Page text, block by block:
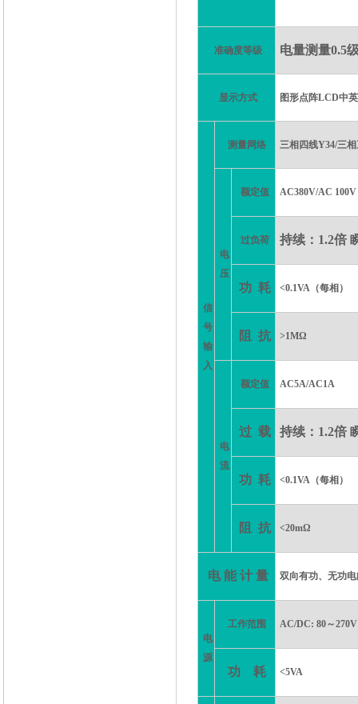
准确度等级 电量测量0.5
显示方式 图形点阵LCD中
信
号
输
入
测量网络 三相四线Y34/三
电
压
额定值 AC380V/AC 100V
过负荷 持续： 1.2倍
功 耗 <0.1VA（每相）
阻 抗 >1MΩ
电
流
额定值 AC5A/AC1A
过 载 持续： 1.2倍
功 耗 <0.1VA（每相）
阻 抗 <20mΩ
电 能 计 量 双向有功、无功
电
源
工作范围 AC/DC: 80～270V
功 耗 <5VA